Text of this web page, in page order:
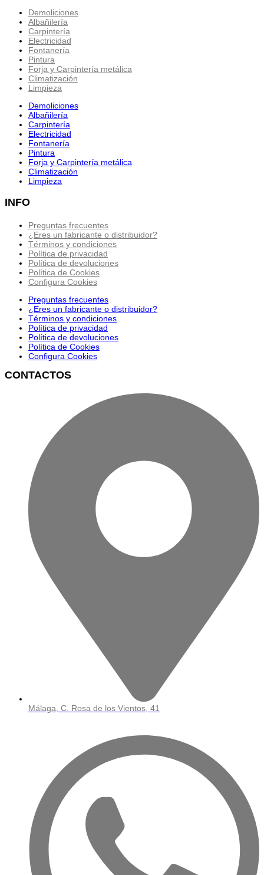
Demoliciones
Albañilería
Carpintería
Electricidad
Fontanería
Pintura
Forja y Carpintería metálica
Climatización
Limpieza
Demoliciones
Albañilería
Carpintería
Electricidad
Fontanería
Pintura
Forja y Carpintería metálica
Climatización
Limpieza
INFO
Preguntas frecuentes
¿Eres un fabricante o distribuidor?
Términos y condiciones
Política de privacidad
Política de devoluciones
Política de Cookies
Configura Cookies
Preguntas frecuentes
¿Eres un fabricante o distribuidor?
Términos y condiciones
Política de privacidad
Política de devoluciones
Política de Cookies
Configura Cookies
CONTACTOS
Málaga, C. Rosa de los Vientos, 41